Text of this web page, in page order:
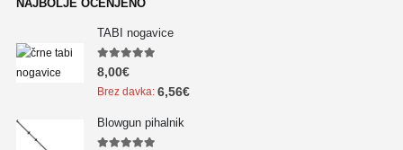
NAJBOLJE OCENJENO
TABI nogavice
5.00out of 5
8,00€
Brez davka: 6,56€
Blowgun pihalnik